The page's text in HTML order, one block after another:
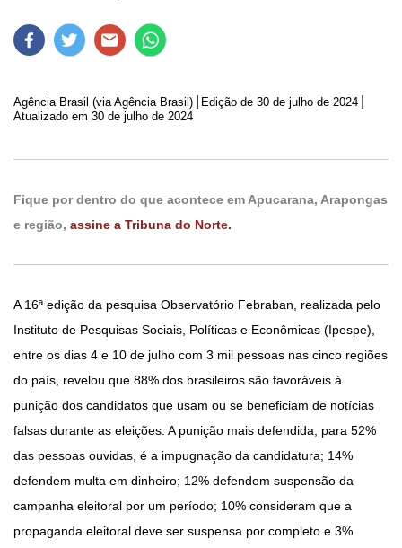
Agência Brasil (via Agência Brasil) Edição de 30 de julho de 2024
Atualizado em 30 de julho de 2024
Fique por dentro do que acontece em Apucarana, Arapongas
e região, assine a Tribuna do Norte.
A 16ª edição da pesquisa Observatório Febraban, realizada pelo
Instituto de Pesquisas Sociais, Políticas e Econômicas (Ipespe),
entre os dias 4 e 10 de julho com 3 mil pessoas nas cinco regiões
do país, revelou que 88% dos brasileiros são favoráveis à
punição dos candidatos que usam ou se beneficiam de notícias
falsas durante as eleições. A punição mais defendida, para 52%
das pessoas ouvidas, é a impugnação da candidatura; 14%
defendem multa em dinheiro; 12% defendem suspensão da
campanha eleitoral por um período; 10% consideram que a
propaganda eleitoral deve ser suspensa por completo e 3%